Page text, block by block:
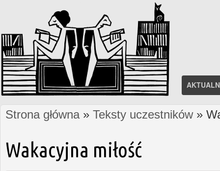
Jesteś tutaj
Strona główna» Teksty uczestników»
Wakacyjna miłość